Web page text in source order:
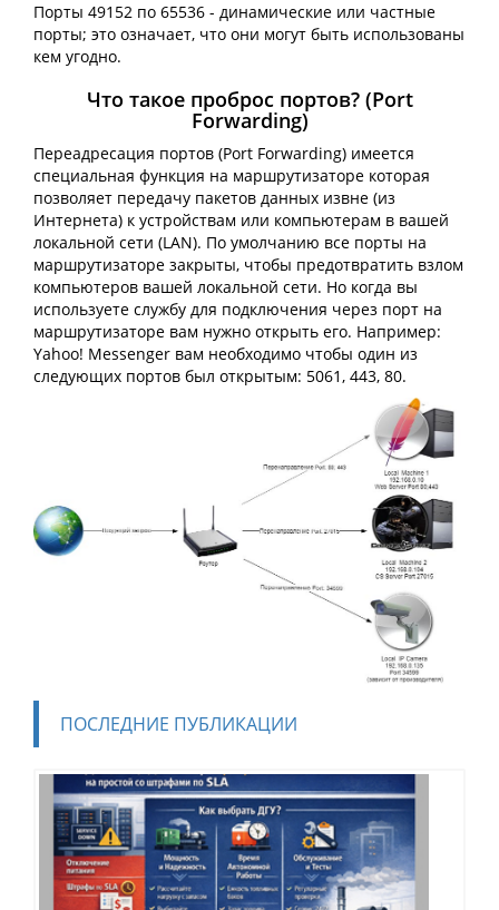
Порты 49152 по 65536 - динамические или частные
порты; это означает, что они могут быть использованы
кем угодно.
Что такое проброс портов? (Port
Forwarding)
Переадресация портов (Port Forwarding) имеется
специальная функция на маршрутизаторе которая
позволяет передачу пакетов данных извне (из
Интернета) к устройствам или компьютерам в вашей
локальной сети (LAN). По умолчанию все порты на
маршрутизаторе закрыты, чтобы предотвратить взлом
компьютеров вашей локальной сети. Но когда вы
используете службу для подключения через порт на
маршрутизаторе вам нужно открыть его. Например:
Yahoo! Messenger вам необходимо чтобы один из
следующих портов был открытым: 5061, 443, 80.
ПОСЛЕДНИЕ ПУБЛИКАЦИИ